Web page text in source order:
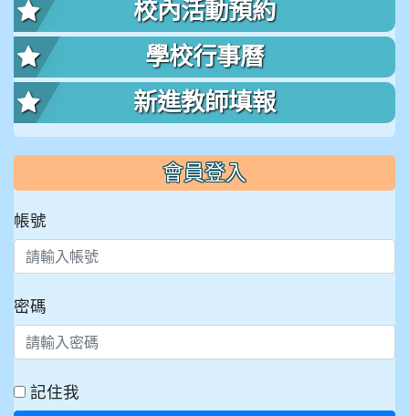
校內活動預約
學校行事曆
新進教師填報
會員登入
帳號
密碼
記住我